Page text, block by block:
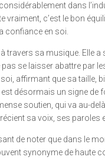
dans
vraiment, c’est le bon
confiance en soi.
travers sa musique. Elle a
pas se laisser abattre par
affirmant que sa taille,
désormais un signe de
soutien, qui va au-
sa voix, ses paroles
de noter que dans le
synonyme de haute